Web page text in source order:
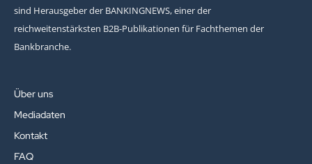
sind Herausgeber der BANKINGNEWS, einer der
reichweitenstärksten B2B-Publikationen für Fachthemen der
Bankbranche.
Über uns
Mediadaten
Kontakt
FAQ